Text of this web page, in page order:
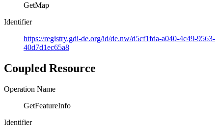
GetMap
Identifier
https://registry.gdi-de.org/id/de.nw/d5cf1fda-a040-4c49-9563-
40d7d1ec65a8
Coupled Resource
Operation Name
GetFeatureInfo
Identifier